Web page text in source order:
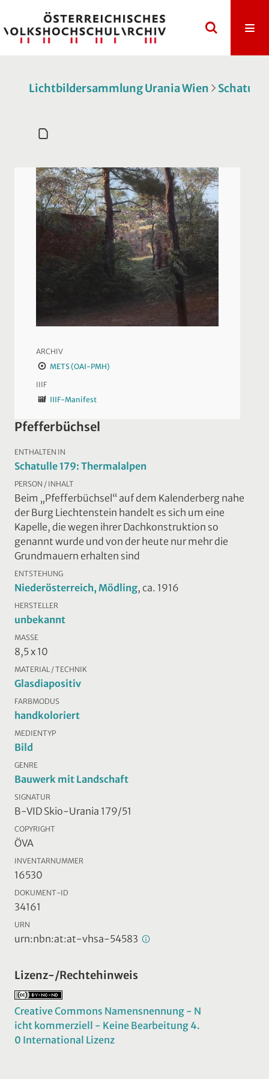
Lichtbildersammlung Urania Wien
ARCHIV
METS (OAI-PMH)
IIIF
IIIF-Manifest
Pfefferbüchsel
ENTHALTEN IN
Schatulle 179: Thermalalpen
PERSON / INHALT
Beim „Pfefferbüchsel“ auf dem Kalenderberg nahe
der Burg Liechtenstein handelt es sich um eine
Kapelle, die wegen ihrer Dachkonstruktion so
genannt wurde und von der heute nur mehr die
Grundmauern erhalten sind
ENTSTEHUNG
Niederösterreich, Mödling, ca. 1916
HERSTELLER
unbekannt
MASSE
8,5 x 10
MATERIAL / TECHNIK
Glasdiapositiv
FARBMODUS
handkoloriert
MEDIENTYP
Bild
GENRE
Bauwerk mit Landschaft
SIGNATUR
B-VID Skio-Urania 179/51
COPYRIGHT
ÖVA
INVENTARNUMMER
16530
DOKUMENT-ID
34161
URN
urn:nbn:at:at-vhsa-54583
Lizenz-/Rechtehinweis
Creative Commons Namensnennung - N
icht kommerziell - Keine Bearbeitung 4.
0 International Lizenz